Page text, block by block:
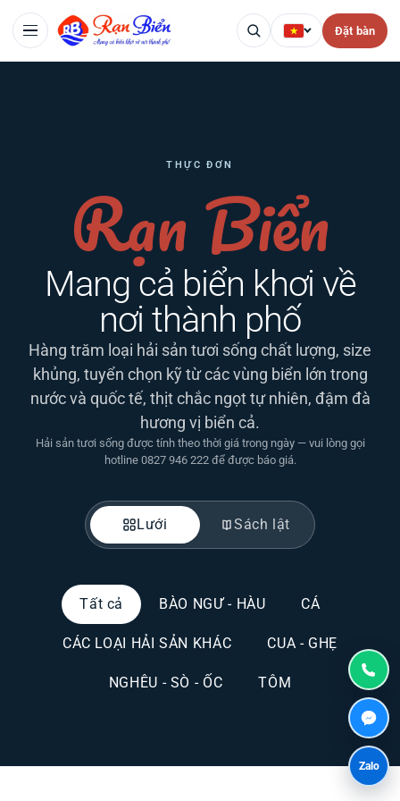
Đặt bàn
THỰC ĐƠN
Rạn Biển
Mang cả biển khơi về
nơi thành phố
Hàng trăm loại hải sản tươi sống chất lượng, size
khủng, tuyển chọn kỹ từ các vùng biển lớn trong
nước và quốc tế, thịt chắc ngọt tự nhiên, đậm đà
hương vị biển cả.
Hải sản tươi sống được tính theo thời giá trong ngày — vui lòng gọi
hotline 0827 946 222 để được báo giá.
Lưới Sách lật
Tất cả BÀO NGƯ - HÀU CÁ
CÁC LOẠI HẢI SẢN KHÁC CUA - GHẸ
NGHÊU - SÒ - ỐC TÔM
Zalo